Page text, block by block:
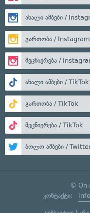
ახალი ამბები /
გართობა / Instagram
მეცნიერება /
ახალი ამბები / TikTok
გართობა / TikTok
მეცნიერება / TikTok
ბოლო ამბები /
©
კონტაქტი: